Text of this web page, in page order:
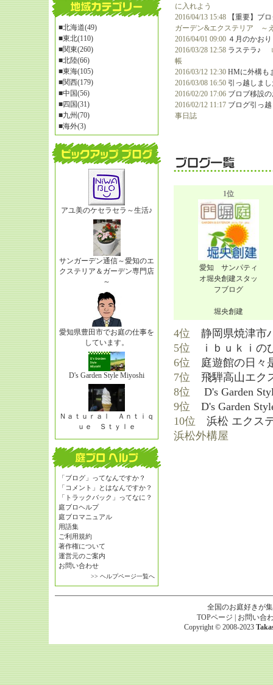
■北海道(49)
■東北(110)
■関東(260)
■北陸(66)
■東海(105)
■関西(179)
■中国(56)
■四国(31)
■九州(70)
■海外(3)
アユ美のケセラセラ～生活♪
サンガーデン通信～愛知のエ
クステリア＆ガーデン専門店
～
愛知県豊田市でお庭の仕事を
しています。
D's Garden Style Miyoshi
Ｎａｔｕｒａｌ Ａｎｔｉｑ
ｕｅ Ｓｔｙｌｅ
「ブログ」ってなんですか？
「コメント」とはなんですか？
「トラックバック」ってなに？
庭ブロヘルプ
庭ブロマニュアル
用語集
ご利用規約
著作権について
運営元のご案内
お問い合わせ
>> ヘルプページ一覧へ
に入れよう
2016/04/13 15:48
【重要】ブ
ガーデン&エクステリア ～
2016/04/01 09:00 ４月のかおり
2016/03/28 12:58 ラステラ♪
帳
2016/03/12 12:30 HMに外構も
2016/03/08 16:50 引っ越しま
2016/02/20 17:06 ブロブ移設
2016/02/12 11:17 ブログ引っ
事日誌
1位
愛知 サンパティ
オ堀央創建スタッ
フブログ
堀央創建
4位 静岡県焼津
5位
ｉｂｕｋｉの
6位 庭遊館の日
7位 飛騨高山エク
8位
D's Garden
9位 D's Garden
10位 浜松 エクス
浜松外構屋
全国のお庭好きが
TOPページ | お問い合
Copyright © 2008-2023